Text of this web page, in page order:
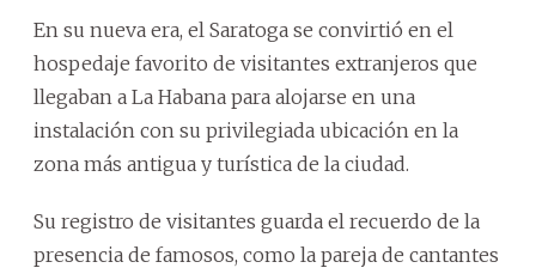
En su nueva era, el Saratoga se convirtió en el
hospedaje favorito de visitantes extranjeros que
llegaban a La Habana para alojarse en una
instalación con su privilegiada ubicación en la
zona más antigua y turística de la ciudad.
Su registro de visitantes guarda el recuerdo de la
presencia de famosos, como la pareja de cantantes